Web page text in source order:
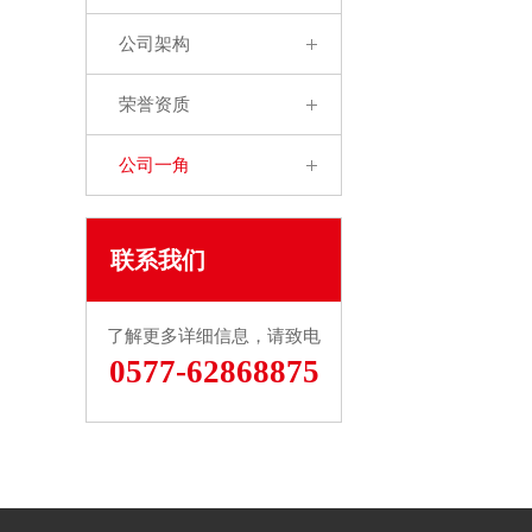
公司架构
荣誉资质
公司一角
联系我们
了解更多详细信息，请致电
0577-62868875